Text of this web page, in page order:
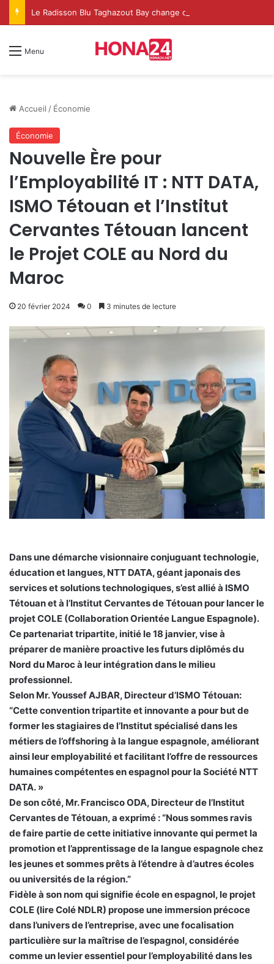
Menu
Accueil / Économie
Économie
Nouvelle Ère pour
l’Employabilité IT : NTT DATA,
ISMO Tétouan et l’Institut
Cervantes Tétouan lancent
le Projet COLE au Nord du
Maroc
20 février 2024 0 3 minutes de lecture
Dans une démarche visionnaire conjuguant technologie,
éducation et langues, NTT DATA, géant japonais des
services et solutions technologiques, s’est allié à ISMO
Tétouan et à l’Institut Cervantes de Tétouan pour lancer le
projet COLE (Collaboration Orientée Langue Espagnole).
Ce partenariat tripartite, initié le 18 janvier, vise à
préparer de manière proactive les futurs diplômés du
Nord du Maroc à leur intégration dans le milieu
professionnel.
Selon Mr. Youssef AJBAR, Directeur d’ISMO Tétouan:
“Cette convention tripartite et innovante a pour but de
former les stagiaires de l’Institut spécialisé dans les
métiers de l’offshoring à la langue espagnole, améliorant
ainsi leur employabilité et facilitant l’offre de ressources
humaines compétentes en espagnol pour la Société NTT
DATA. »
De son côté, Mr. Francisco ODA, Directeur de l’Institut
Cervantes de Tétouan, a exprimé : “Nous sommes ravis
de faire partie de cette initiative innovante qui permet la
promotion et l’apprentissage de la langue espagnole chez
les jeunes et sommes prêts à l’étendre à d’autres écoles
ou universités de la région.”
Fidèle à son nom qui signifie école en espagnol, le projet
COLE (lire Colé NDLR) propose une immersion précoce
dans l’univers de l’entreprise, avec une focalisation
particulière sur la maîtrise de l’espagnol, considérée
comme un levier essentiel pour l’employabilité dans les